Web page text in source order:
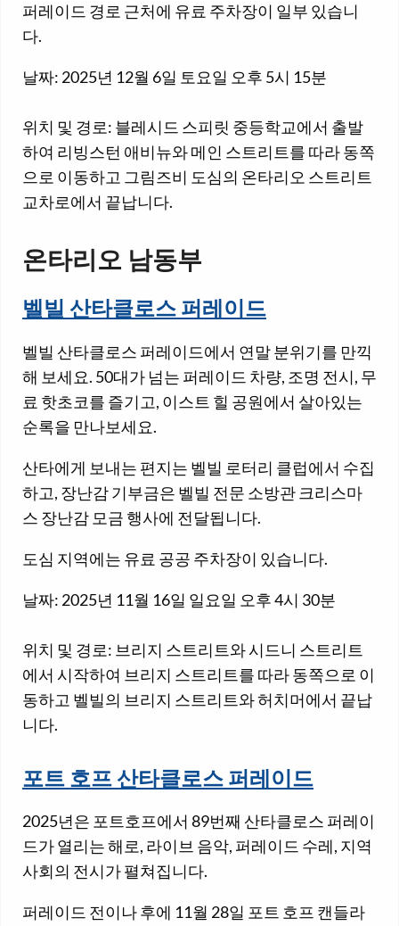
퍼레이드 경로 근처에 유료 주차장이 일부 있습니
다.
날짜: 2025년 12월 6일 토요일 오후 5시 15분
위치 및 경로: 블레시드 스피릿 중등학교에서 출발
하여 리빙스턴 애비뉴와 메인 스트리트를 따라 동쪽
으로 이동하고 그림즈비 도심의 온타리오 스트리트
교차로에서 끝납니다.
온타리오 남동부
벨빌 산타클로스 퍼레이드
벨빌 산타클로스 퍼레이드에서 연말 분위기를 만끽
해 보세요. 50대가 넘는 퍼레이드 차량, 조명 전시, 무
료 핫초코를 즐기고, 이스트 힐 공원에서 살아있는
순록을 만나보세요.
산타에게 보내는 편지는 벨빌 로터리 클럽에서 수집
하고, 장난감 기부금은 벨빌 전문 소방관 크리스마
스 장난감 모금 행사에 전달됩니다.
도심 지역에는 유료 공공 주차장이 있습니다.
날짜: 2025년 11월 16일 일요일 오후 4시 30분
위치 및 경로: 브리지 스트리트와 시드니 스트리트
에서 시작하여 브리지 스트리트를 따라 동쪽으로 이
동하고 벨빌의 브리지 스트리트와 허치머에서 끝납
니다.
포트 호프 산타클로스 퍼레이드
2025년은 포트호프에서 89번째 산타클로스 퍼레이
드가 열리는 해로, 라이브 음악, 퍼레이드 수레, 지역
사회의 전시가 펼쳐집니다.
퍼레이드 전이나 후에 11월 28일 포트 호프 캔들라